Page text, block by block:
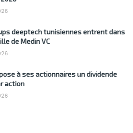
deeptech tunisiennes entrent dans
de Medin VC
à ses actionnaires un dividende
action